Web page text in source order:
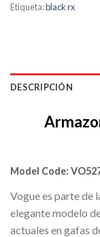
Etiqueta:black rx
DESCRIPCIÓN
Model Code:
Vogue es parte de
elegante modelo
actuales en gafas